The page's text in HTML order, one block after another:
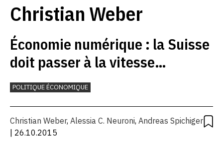
Christian Weber
Économie numérique : la Suisse
doit passer à la vitesse
supérieure
POLITIQUE ÉCONOMIQUE
Christian Weber, Alessia C. Neuroni, Andreas Spichiger
| 26.10.2015